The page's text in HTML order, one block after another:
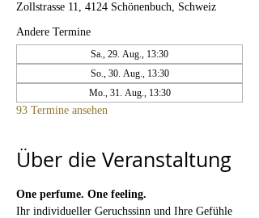
Zollstrasse 11, 4124 Schönenbuch, Schweiz
Andere Termine
Sa., 29. Aug., 13:30
So., 30. Aug., 13:30
Mo., 31. Aug., 13:30
93 Termine ansehen
Über die Veranstaltung
One perfume. One feeling.
Ihr individueller Geruchssinn und Ihre Gefühle